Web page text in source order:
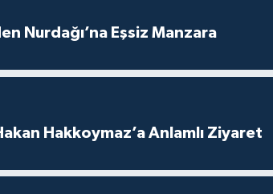
Nurdağı’na Eşsiz Manzara
Hakkoymaz’a Anlamlı Ziyaret